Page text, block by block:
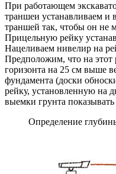
При работающем
траншеи устанавливаем и
траншей так, чтобы он не
Прицельную рейку
Нацеливаем нивелир на
Предположим, что на
горизонта на 25 см выше
фундамента (доски
рейку, установленную на
выемки грунта
Определение